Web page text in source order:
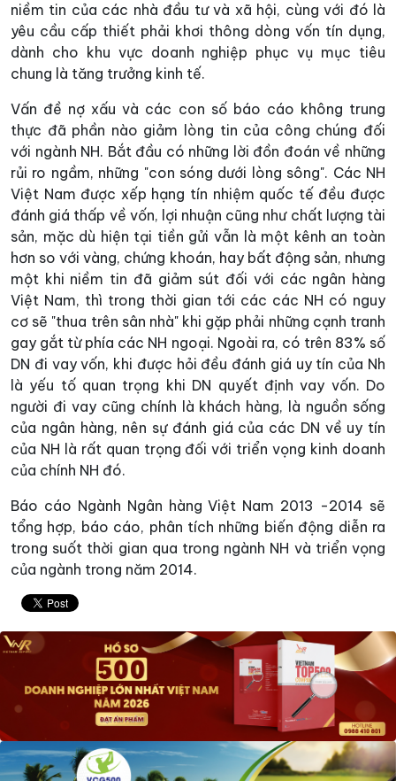
niềm tin của các nhà đầu tư và xã hội, cùng với đó là
yêu cầu cấp thiết phải khơi thông dòng vốn tín dụng,
dành cho khu vực doanh nghiệp phục vụ mục tiêu
chung là tăng trưởng kinh tế.
Vấn đề nợ xấu và các con số báo cáo không trung
thực đã phần nào giảm lòng tin của công chúng đối
với ngành NH. Bắt đầu có những lời đồn đoán về những
rủi ro ngầm, những "con sóng dưới lòng sông". Các NH
Việt Nam được xếp hạng tín nhiệm quốc tế đều được
đánh giá thấp về vốn, lợi nhuận cũng như chất lượng tài
sản, mặc dù hiện tại tiền gửi vẫn là một kênh an toàn
hơn so với vàng, chứng khoán, hay bất động sản, nhưng
một khi niềm tin đã giảm sút đối với các ngân hàng
Việt Nam, thì trong thời gian tới các các NH có nguy
cơ sẽ "thua trên sân nhà" khi gặp phải những cạnh tranh
gay gắt từ phía các NH ngoại. Ngoài ra, có trên 83% số
DN đi vay vốn, khi được hỏi đều đánh giá uy tín của Nh
là yếu tố quan trọng khi DN quyết định vay vốn. Do
người đi vay cũng chính là khách hàng, là nguồn sống
của ngân hàng, nên sự đánh giá của các DN về uy tín
của NH là rất quan trọng đối với triển vọng kinh doanh
của chính NH đó.
Báo cáo Ngành Ngân hàng Việt Nam 2013 -2014 sẽ
tổng hợp, báo cáo, phân tích những biến động diễn ra
trong suốt thời gian qua trong ngành NH và triển vọng
của ngành trong năm 2014.